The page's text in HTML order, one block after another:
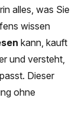
alles, was Sie
wissen
kann, kauft
und versteht,
Dieser
ohne